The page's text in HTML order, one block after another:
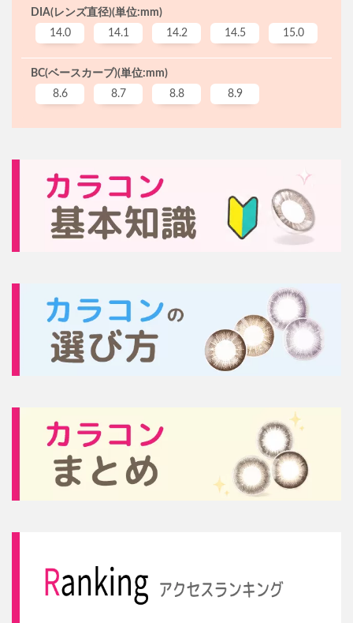
DIA(レンズ直径)(単位:mm)
14.0
14.1 14.2 14.5 15.0
BC(ベースカーブ)(単位:mm)
8.6
8.7 8.8 8.9